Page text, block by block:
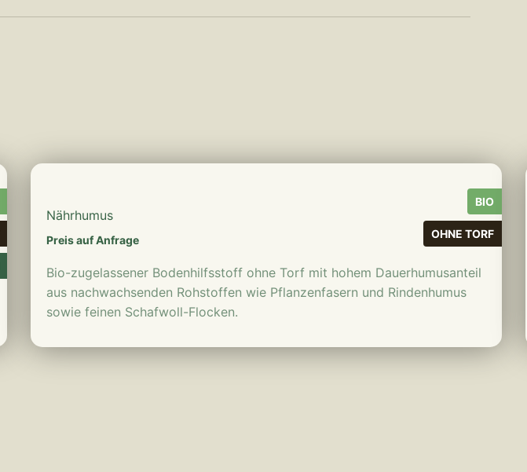
BIO
OHNE TORF
Nährhumus
Preis auf Anfrage
Bio-zugelassener Bodenhilfsstoff ohne Torf mit hohem Dauerhumusanteil
aus nachwachsenden Rohstoffen wie Pflanzenfasern und Rindenhumus
sowie feinen Schafwoll-Flocken.